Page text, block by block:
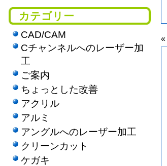
«
カテゴリー
CAD/CAM
Cチャンネルへのレーザー加
工
ご案内
ちょっとした改善
アクリル
アルミ
アングルへのレーザー加工
クリーンカット
ケガキ